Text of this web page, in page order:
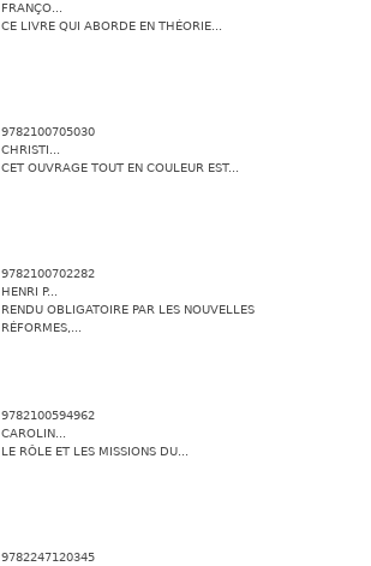
FRANÇO...
CE LIVRE QUI ABORDE EN THÉORIE...
9782100705030
CHRISTI...
CET OUVRAGE TOUT EN COULEUR EST...
9782100702282
HENRI P...
RENDU OBLIGATOIRE PAR LES NOUVELLES
RÉFORMES,...
9782100594962
CAROLIN...
LE RÔLE ET LES MISSIONS DU...
9782247120345